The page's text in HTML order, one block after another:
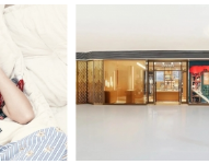
Versace
nasleđe kroz